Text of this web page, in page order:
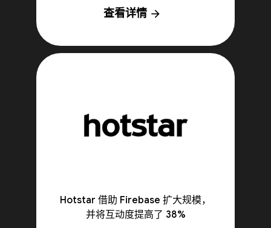
查看详情 arrow_forward
Hotstar 借助 Firebase 扩大规模，
并将互动度提高了 38%